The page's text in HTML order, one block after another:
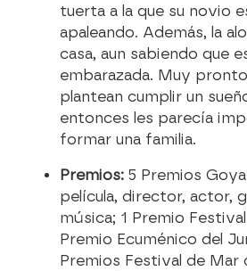
tuerta a la que su novio
apaleando. Además, la
casa, aun sabiendo que
embarazada. Muy
plantean cumplir un
entonces les parecía
formar una familia.
Premios: 5 Premios
película, director, actor,
música; 1 Premio
Premio Ecuménico del
Premios Festival de Mar